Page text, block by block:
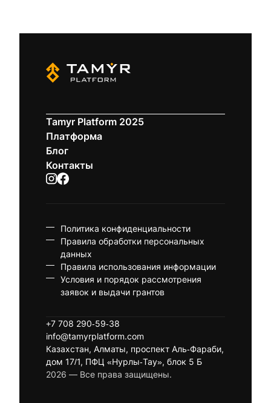
Tamyr Platform 2025
Платформа
Блог
Контакты
2026 — Все права защищены.
+7 708 290-59-38
info@tamyrplatform.com
Казахстан, Алматы, проспект Аль-Фараби,
дом 17/1, ПФЦ «Нурлы-Тау», блок 5 Б
Политика конфиденциальности
Правила обработки персональных
данных
Правила использования информации
Условия и порядок рассмотрения
заявок и выдачи грантов